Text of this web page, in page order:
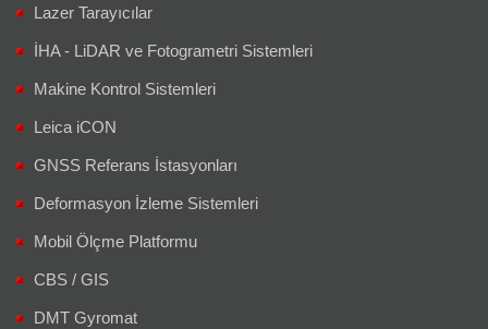
Lazer Tarayıcılar
İHA - LiDAR ve Fotogrametri Sistemleri
Makine Kontrol Sistemleri
Leica iCON
GNSS Referans İstasyonları
Deformasyon İzleme Sistemleri
Mobil Ölçme Platformu
CBS / GIS
DMT Gyromat